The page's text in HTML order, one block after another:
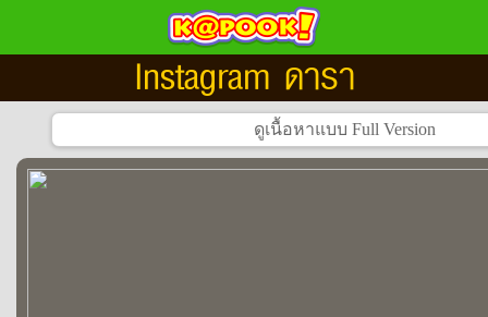
Instagram ดารา